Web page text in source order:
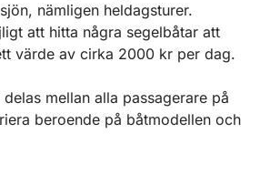
nämligen heldagsturer.
att hitta några segelbåtar att
värde av cirka 2000 kr per dag.
mellan alla passagerare på
beroende på båtmodellen och